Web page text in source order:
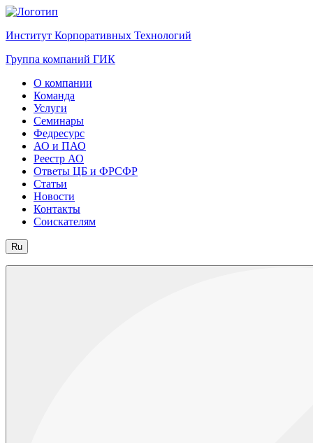
Институт Корпоративных Технологий
Группа компаний ГИК
О компании
Команда
Услуги
Семинары
Федресурс
АО и ПАО
Реестр АО
Ответы ЦБ и ФРСФР
Статьи
Новости
Контакты
Соискателям
Ru